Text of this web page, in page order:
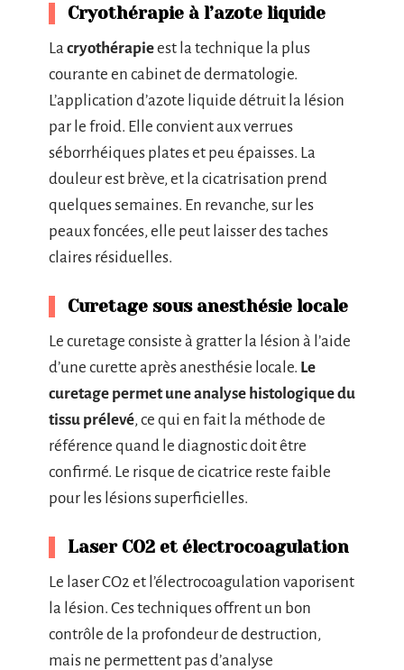
Cryothérapie à l’azote liquide
La cryothérapieest la technique la plus
courante en cabinet de dermatologie.
L’application d’azote liquide détruit la lésion
par le froid. Elle convient aux verrues
séborrhéiques plates et peu épaisses. La
douleur est brève, et la cicatrisation prend
quelques semaines. En revanche, sur les
peaux foncées, elle peut laisser des taches
claires résiduelles.
Curetage sous anesthésie locale
Le curetage consiste à gratter la lésion à l’aide
d’une curette après anesthésie locale. Le
curetage permet une analyse histologique du
tissu prélevé, ce qui en fait la méthode de
référence quand le diagnostic doit être
confirmé. Le risque de cicatrice reste faible
pour les lésions superficielles.
Laser CO2 et électrocoagulation
Le laser CO2 et l’électrocoagulation vaporisent
la lésion. Ces techniques offrent un bon
contrôle de la profondeur de destruction,
mais ne permettent pas d’analyse